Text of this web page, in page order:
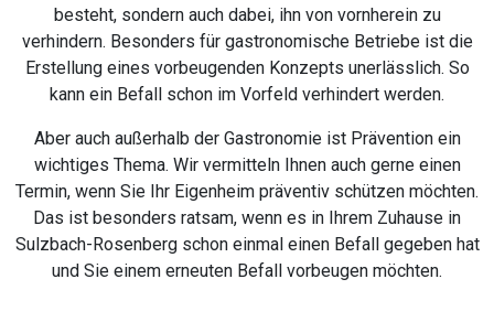
besteht, sondern auch dabei, ihn von vornherein zu
verhindern. Besonders für gastronomische Betriebe ist die
Erstellung eines vorbeugenden Konzepts unerlässlich. So
kann ein Befall schon im Vorfeld verhindert werden.
Aber auch außerhalb der Gastronomie ist Prävention ein
wichtiges Thema. Wir vermitteln Ihnen auch gerne einen
Termin, wenn Sie Ihr Eigenheim präventiv schützen möchten.
Das ist besonders ratsam, wenn es in Ihrem Zuhause in
Sulzbach-Rosenberg schon einmal einen Befall gegeben hat
und Sie einem erneuten Befall vorbeugen möchten.